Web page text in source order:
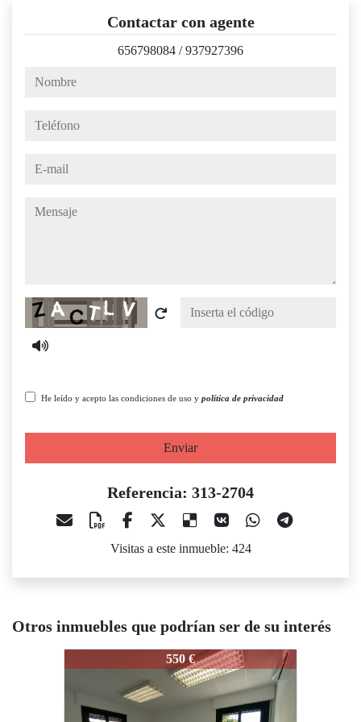
Contactar con agente
656798084 /937927396
nombre
teléfono
e-mail
mensaje
Captcha
He leído y acepto las condiciones de uso y política de privacidad
Enviar
Referencia: 313-2704
Visitas a este inmueble: 424
Otros inmuebles que podrían ser de su interés
550 €
313-2704